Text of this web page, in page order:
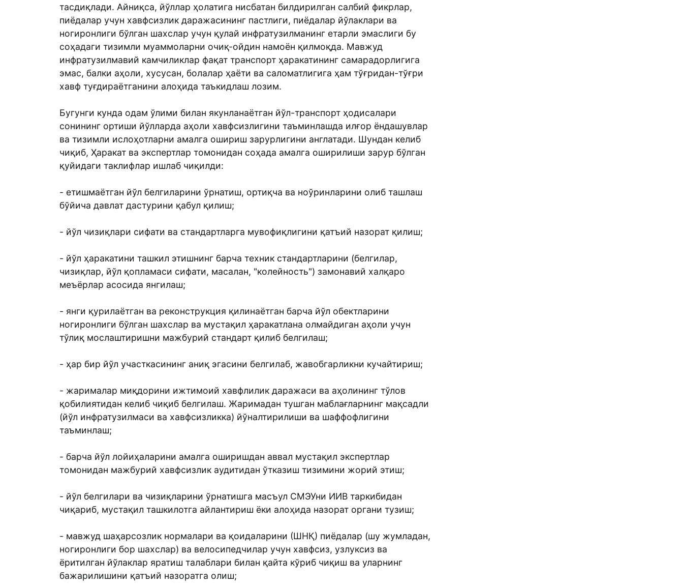
тасдиқлади. Aйниқса, йўллар ҳолатига нисбатан билдирилган салбий фикрлар,
пиёдалар учун хавфсизлик даражасининг пастлиги, пиёдалар йўлаклари ва
ногиронлиги бўлган шахслар учун қулай инфратузилманинг етарли эмаслиги бу
соҳадаги тизимли муаммоларни очиқ-ойдин намоён қилмоқда. Мавжуд
инфратузилмавий камчиликлар фақат транспорт ҳаракатининг самарадорлигига
эмас, балки аҳоли, хусусан, болалар ҳаёти ва саломатлигига ҳам тўғридан-тўғри
хавф туғдираётганини алоҳида таъкидлаш лозим.
Бугунги кунда одам ўлими билан якунланаётган йўл-транспорт ҳодисалари
сонининг ортиши йўлларда аҳоли хавфсизлигини таъминлашда илғор ёндашувлар
ва тизимли ислоҳотларни амалга ошириш зарурлигини англатади. Шундан келиб
чиқиб, Ҳаракат ва экспертлар томонидан соҳада амалга оширилиши зарур бўлган
қуйидаги таклифлар ишлаб чиқилди:
- етишмаётган йўл белгиларини ўрнатиш, ортиқча ва ноўринларини олиб ташлаш
бўйича давлат дастурини қабул қилиш;
- йўл чизиқлари сифати ва стандартларга мувофиқлигини қатъий назорат қилиш;
- йўл ҳаракатини ташкил этишнинг барча техник стандартларини (белгилар,
чизиқлар, йўл қопламаси сифати, масалан, "колейность") замонавий халқаро
меъёрлар асосида янгилаш;
- янги қурилаётган ва реконструкция қилинаётган барча йўл обектларини
ногиронлиги бўлган шахслар ва мустақил ҳаракатлана олмайдиган аҳоли учун
тўлиқ мослаштиришни мажбурий стандарт қилиб белгилаш;
- ҳар бир йўл участкасининг аниқ эгасини белгилаб, жавобгарликни кучайтириш;
- жарималар миқдорини ижтимоий хавфлилик даражаси ва аҳолининг тўлов
қобилиятидан келиб чиқиб белгилаш. Жаримадан тушган маблағларнинг мақсадли
(йўл инфратузилмаси ва хавфсизликка) йўналтирилиши ва шаффофлигини
таъминлаш;
- барча йўл лойиҳаларини амалга оширишдан аввал мустақил экспертлар
томонидан мажбурий хавфсизлик аудитидан ўтказиш тизимини жорий этиш;
- йўл белгилари ва чизиқларини ўрнатишга масъул СМЭУни ИИВ таркибидан
чиқариб, мустақил ташкилотга айлантириш ёки алоҳида назорат органи тузиш;
- мавжуд шаҳарсозлик нормалари ва қоидаларини (ШНҚ) пиёдалар (шу жумладан,
ногиронлиги бор шахслар) ва велосипедчилар учун хавфсиз, узлуксиз ва
ёритилган йўлаклар яратиш талаблари билан қайта кўриб чиқиш ва уларнинг
бажарилишини қатъий назоратга олиш;